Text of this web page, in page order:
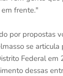
frente."
por propostas
se articula
Federal em
dessas